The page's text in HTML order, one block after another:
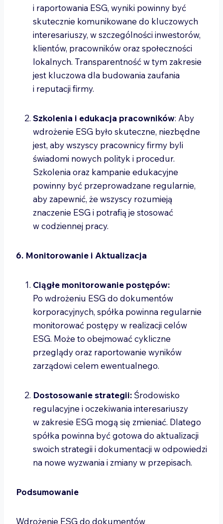
i raportowania ESG, wyniki powinny być
skutecznie komunikowane do kluczowych
interesariuszy, w szczególności inwestorów,
klientów, pracowników oraz społeczności
lokalnych. Transparentność w tym zakresie
jest kluczowa dla budowania zaufania
i reputacji firmy.
Szkolenia i edukacja pracowników: Aby
wdrożenie ESG było skuteczne, niezbędne
jest, aby wszyscy pracownicy firmy byli
świadomi nowych polityk i procedur.
Szkolenia oraz kampanie edukacyjne
powinny być przeprowadzane regularnie,
aby zapewnić, że wszyscy rozumieją
znaczenie ESG i potrafią je stosować
w codziennej pracy.
6. Monitorowanie i Aktualizacja
Ciągłe monitorowanie postępów:
Po wdrożeniu ESG do dokumentów
korporacyjnych, spółka powinna regularnie
monitorować postępy w realizacji celów
ESG. Może to obejmować cykliczne
przeglądy oraz raportowanie wyników
zarządowi celem ewentualnego.
Dostosowanie strategii: Środowisko
regulacyjne i oczekiwania interesariuszy
w zakresie ESG mogą się zmieniać. Dlatego
spółka powinna być gotowa do aktualizacji
swoich strategii i dokumentacji w odpowiedzi
na nowe wyzwania i zmiany w przepisach.
Podsumowanie
Wdrożenie ESG do dokumentów